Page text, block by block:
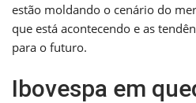
estão moldando o cenário do
que está acontecendo e as
para o futuro.
Ibovespa em